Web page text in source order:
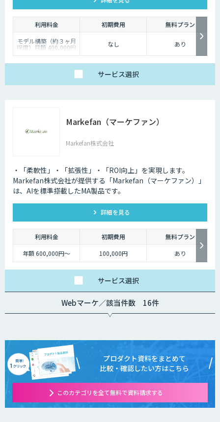
利用料金 初期費用
無料プラン
モデル構築（約３ヶ月
程度）月額 400,000円
～
なし あり
サービス選択
Markefan（マーケファン）
Markefan株式会社
・「柔軟性」・「拡張性」・「ROI向上」を実現します。
Markefan株式会社が提供する「Markefan（マーケファン）」
は、AIを標準搭載したMA製品です。
詳細を見る
利用料金 初期費用
無料プラン
年額 600,000円～
100,000円 あり
サービス選択
Webマーケ／該当件数 16件
プロダクト資料をまとめて
比較・確認したい方はこちら
このカテゴリを全て無料で資料請求する